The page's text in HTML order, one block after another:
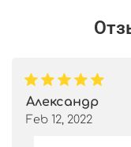
Александр
Feb 12, 2022